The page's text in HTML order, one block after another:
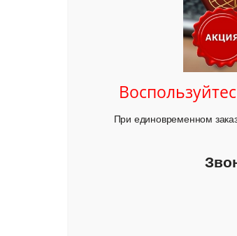
При единовременном